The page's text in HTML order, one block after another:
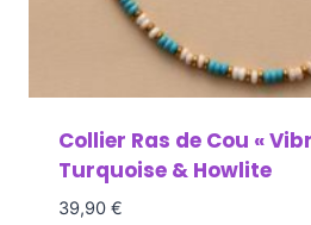
Collier Ras de Cou «
Turquoise & Howlite
39,90 €